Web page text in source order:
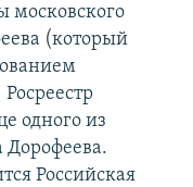
московского
(который
одного из
Дорофеева.
Российская